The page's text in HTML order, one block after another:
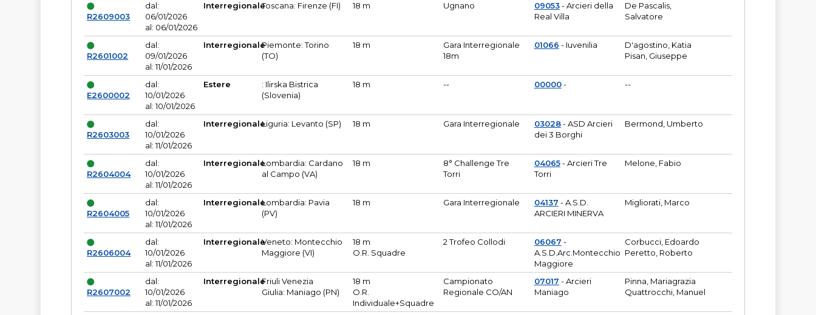
R2609003
dal:
06/01/2026
al: 06/01/2026
InterregionaleToscana: Firenze (FI) 18 m Ugnano 09053- Arcieri della
Real Villa
De Pascalis,
Salvatore
R2601002
dal:
09/01/2026
al: 11/01/2026
InterregionalePiemonte: Torino
(TO)
18 m
Gara Interregionale
18m
01066 - Iuvenilia
D'agostino, Katia
Pisan, Giuseppe
E2600002
dal:
10/01/2026
al: 10/01/2026
Estere
: Ilirska Bistrica
(Slovenia)
18 m -- 00000- --
R2603003
dal:
10/01/2026
al: 11/01/2026
InterregionaleLiguria: Levanto (SP) 18 m Gara Interregionale 03028- ASD Arcieri
dei 3 Borghi
Bermond, Umberto
R2604004
dal:
10/01/2026
al: 11/01/2026
InterregionaleLombardia: Cardano
al Campo (VA)
18 m
8° Challenge Tre
Torri
04065- Arcieri Tre
Torri
Melone, Fabio
R2604005
dal:
10/01/2026
al: 11/01/2026
InterregionaleLombardia: Pavia
(PV)
18 m Gara Interregionale 04137 - A.S.D.
ARCIERI MINERVA
Migliorati, Marco
R2606004
dal:
10/01/2026
al: 11/01/2026
InterregionaleVeneto: Montecchio
Maggiore (VI)
18 m
O.R. Squadre
2 Trofeo Collodi 06067 -
A.S.D.Arc.Montecchio
Maggiore
Corbucci, Edoardo
Peretto, Roberto
R2607002
dal:
10/01/2026
al: 11/01/2026
InterregionaleFriuli Venezia
Giulia: Maniago (PN)
18 m
O.R.
Individuale+Squadre
Campionato
Regionale CO/AN
07017 - Arcieri
Maniago
Pinna, Mariagrazia
Quattrocchi, Manuel